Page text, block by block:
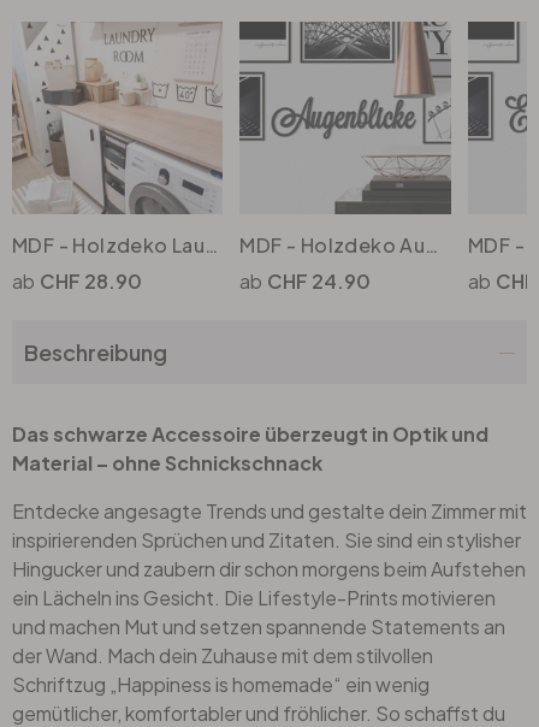
Eingangsbereich
MDF - Holzdeko Laundry Room
CHF 28.90
MDF - Holzdeko Augenblicke
CHF 24.90
Beschreibung
Das schwarze Accessoire überzeugt in Optik und
Material – ohne Schnickschnack
Entdecke angesagte Trends und gestalte dein Zimmer mit
inspirierenden Sprüchen und Zitaten. Sie sind ein stylisher
Hingucker und zaubern dir schon morgens beim Aufstehen
ein Lächeln ins Gesicht. Die Lifestyle-Prints motivieren
und machen Mut und setzen spannende Statements an
der Wand. Mach dein Zuhause mit dem stilvollen
Schriftzug „Happiness is homemade“ ein wenig
gemütlicher, komfortabler und fröhlicher. So schaffst du